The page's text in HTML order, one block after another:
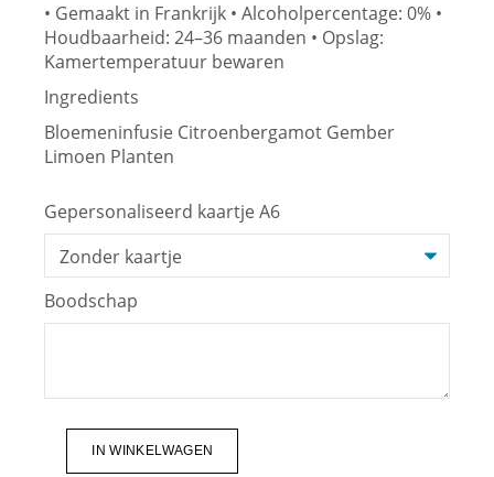
• Gemaakt in Frankrijk • Alcoholpercentage: 0% •
Houdbaarheid: 24–36 maanden • Opslag:
Kamertemperatuur bewaren
Ingredients
Bloemeninfusie Citroenbergamot Gember
Limoen Planten
Gepersonaliseerd kaartje A6
Boodschap
IN WINKELWAGEN